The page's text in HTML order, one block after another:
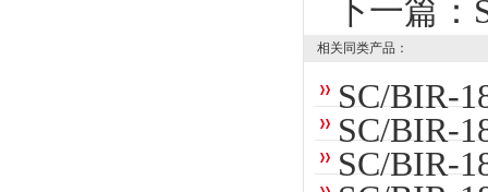
下一篇：
相关同类产品：
SC/BIR-
SC/BIR-
SC/BIR-